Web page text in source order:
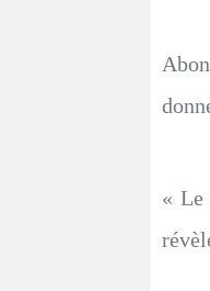
« Le